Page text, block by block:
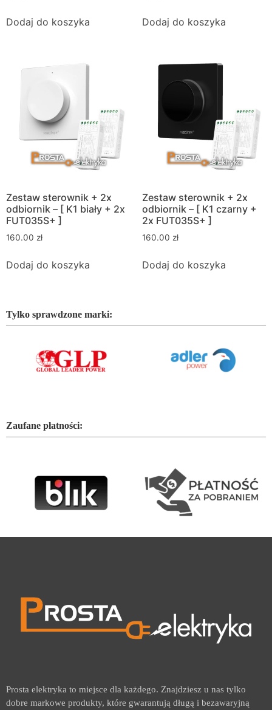
Dodaj do koszyka Dodaj do koszyka
Zestaw sterownik + 2x
odbiornik – [ K1 biały + 2x
FUT035S+ ]
160.00 zł
Dodaj do koszyka
Zestaw sterownik + 2x
odbiornik – [ K1 czarny +
2x FUT035S+ ]
160.00 zł
Dodaj do koszyka
Tylko sprawdzone marki:
Zaufane płatności:
Prosta elektryka to miejsce dla każdego. Znajdziesz u nas tylko
dobre markowe produkty, które gwarantują długą i bezawaryjną